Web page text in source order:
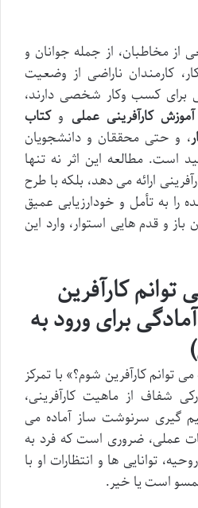
مخاطبان، از جمله جوانان و
کارمندان ناراضی از وضعیت
برای کسب وکار شخصی دارند،
آموزش کارآفرینی عملی وکتاب
، و حتی محققان و دانشجویان
است. مطالعه این اثر نه تنها
ارائه می دهد، بلکه با طرح
را به تأمل و خودارزیابی عمیق
و قدم هایی استوار، وارد این
کارآفرین
برای ورود به
توانم کارآفرین شوم؟» با تمرکز
شفاف از ماهیت کارآفرینی،
گیری سرنوشت ساز آماده می
عملی، ضروری است که فرد به
توانایی ها و انتظارات او با
است یا خیر.